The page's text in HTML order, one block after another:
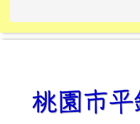
桃園市